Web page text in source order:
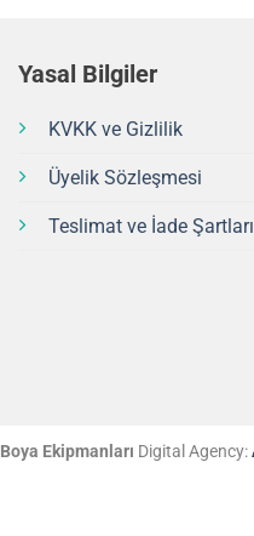
Yasal Bilgiler
KVKK ve Gizlilik
Üyelik Sözleşmesi
Teslimat ve İade Şartları
Boya Ekipmanları Digital Agency: